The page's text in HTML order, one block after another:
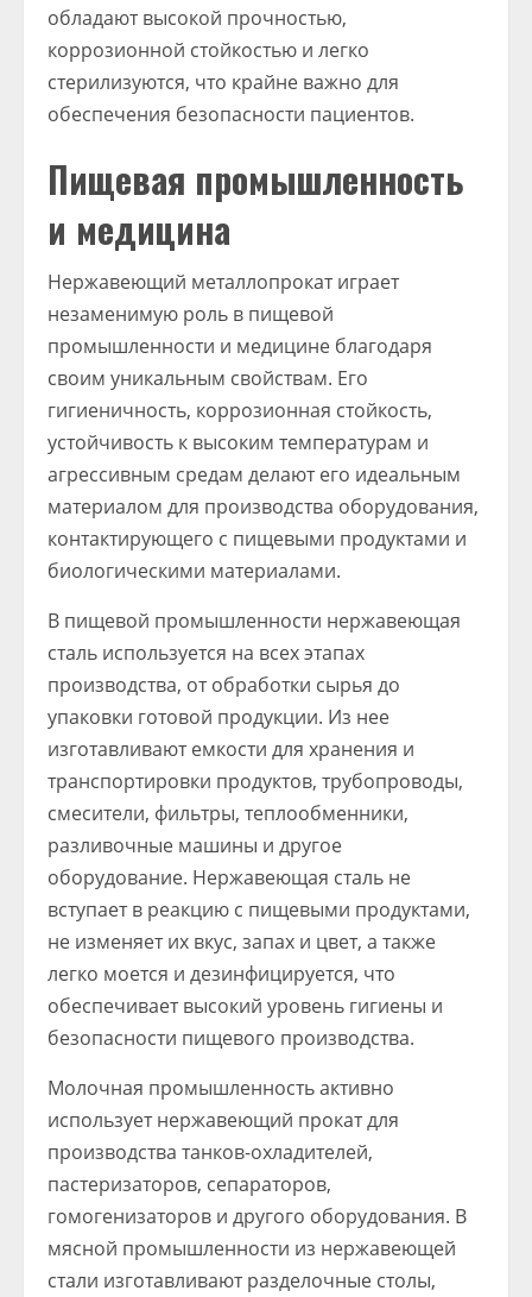
обладают высокой прочностью,
коррозионной стойкостью и легко
стерилизуются, что крайне важно для
обеспечения безопасности пациентов.
Пищевая промышленность
и медицина
Нержавеющий металлопрокат играет
незаменимую роль в пищевой
промышленности и медицине благодаря
своим уникальным свойствам. Его
гигиеничность, коррозионная стойкость,
устойчивость к высоким температурам и
агрессивным средам делают его идеальным
материалом для производства оборудования,
контактирующего с пищевыми продуктами и
биологическими материалами.
В пищевой промышленности нержавеющая
сталь используется на всех этапах
производства, от обработки сырья до
упаковки готовой продукции. Из нее
изготавливают емкости для хранения и
транспортировки продуктов, трубопроводы,
смесители, фильтры, теплообменники,
разливочные машины и другое
оборудование. Нержавеющая сталь не
вступает в реакцию с пищевыми продуктами,
не изменяет их вкус, запах и цвет, а также
легко моется и дезинфицируется, что
обеспечивает высокий уровень гигиены и
безопасности пищевого производства.
Молочная промышленность активно
использует нержавеющий прокат для
производства танков-охладителей,
пастеризаторов, сепараторов,
гомогенизаторов и другого оборудования. В
мясной промышленности из нержавеющей
стали изготавливают разделочные столы,